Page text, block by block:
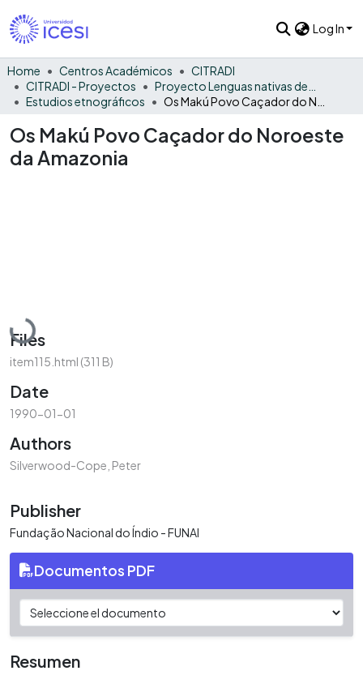
Log In
Home Centros Académicos
CITRADI
CITRADI - Proyectos
Estudios etnográficos
Os Makú Povo Caçador do Noroeste
da Amazonia
Loading...
Files
item115.html (311 B)
Date
1990-01-01
Authors
Silverwood-Cope, Peter
Publisher
Fundação Nacional do Índio - FUNAI
Documentos PDF
Resumen